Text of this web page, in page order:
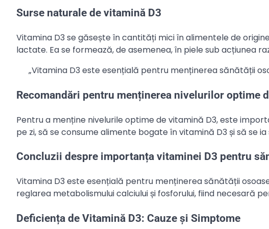
Surse naturale de vitamină D3
Vitamina D3 se găsește în cantități mici în alimentele de
lactate. Ea se formează, de asemenea, în piele sub acțiunea
„Vitamina D3 este esențială pentru menținerea sănătății
Recomandări pentru menținerea nivelurilor optime
Pentru a menține nivelurile optime de vitamină D3, este
pe zi, să se consume alimente bogate în vitamină D3 și să se
Concluzii despre importanța vitaminei D3 pentru
Vitamina D3 este esențială pentru menținerea sănătății
reglarea metabolismului calciului și fosforului, fiind necesară
Deficiența de Vitamină D3: Cauze și Simptome